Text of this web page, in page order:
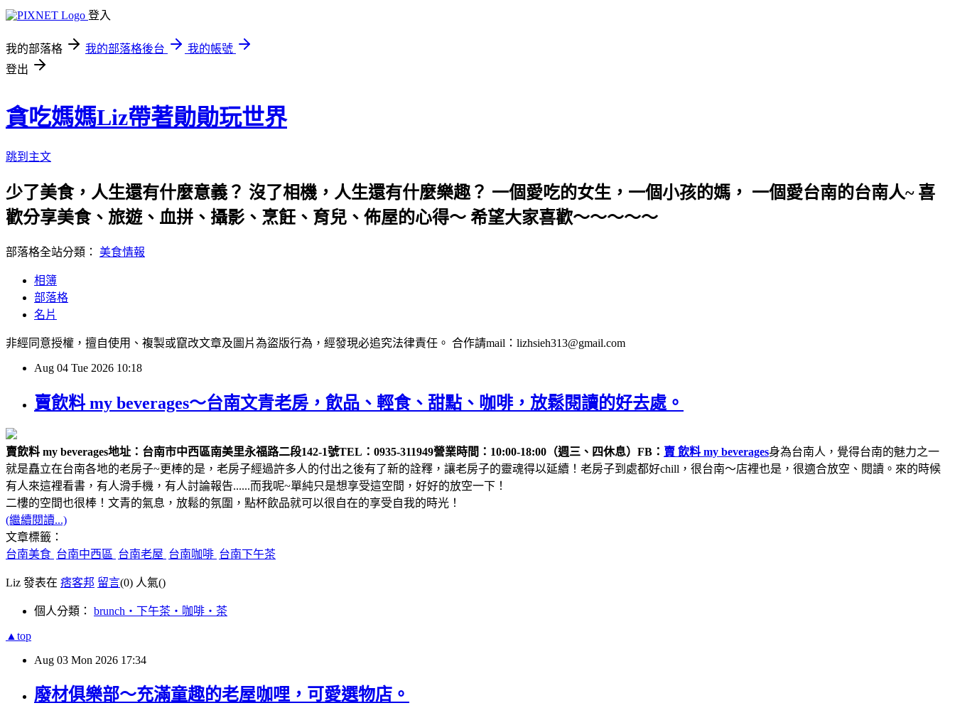
登入
我的部落格 我的部落格後台
我的帳號
登出
貪吃媽媽Liz帶著勛勛玩世界
跳到主文
少了美食，人生還有什麼意義？ 沒了相機，人生還有什麼樂趣？ 一個愛吃的女生，一個小孩的媽， 一個愛台南的台南人~ 喜
歡分享美食、旅遊、血拼、攝影、烹飪、育兒、佈屋的心得～ 希望大家喜歡～～～～～
部落格全站分類： 美食情報
相簿
部落格
名片
非經同意授權，擅自使用、複製或竄改文章及圖片為盜版行為，經發現必追究法律責任。 合作請mail：lizhsieh313@gmail.com
Aug 04 Tue 2026 10:18
賣飲料 my beverages～台南文青老房，飲品、輕食、甜點、咖啡，放鬆閱讀的好去處。
賣飲料 my beverages地址：台南市中西區南美里永福路二段142-1號TEL：0935-311949營業時間：10:00-18:00（週三、四休息） FB： 賣 飲料 my beverages身為台南人，覺得台南的魅力之一
就是矗立在台南各地的老房子~更棒的是，老房子經過許多人的付出之後有了新的詮釋，讓老房子的靈魂得以延續！老房子到處都好chill，很台南～店裡也是，很適合放空、閱讀。來的時候
有人來這裡看書，有人滑手機，有人討論報告......而我呢~單純只是想享受這空間，好好的放空一下！
二樓的空間也很棒！文青的氣息，放鬆的氛圍，點杯飲品就可以很自在的享受自我的時光！
(繼續閱讀...)
文章標籤：
台南美食 台南中西區 台南老屋 台南咖啡 台南下午茶
Liz 發表在 痞客邦 留言(0) 人氣()
個人分類： brunch‧下午茶‧咖啡‧茶
▲top
Aug 03 Mon 2026 17:34
廢材俱樂部～充滿童趣的老屋咖哩，可愛選物店。